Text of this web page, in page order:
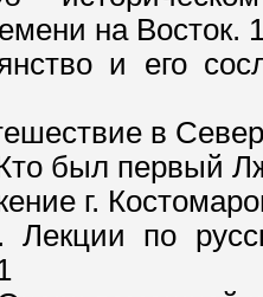
на Восток.
и его
в
был первый
г.
по